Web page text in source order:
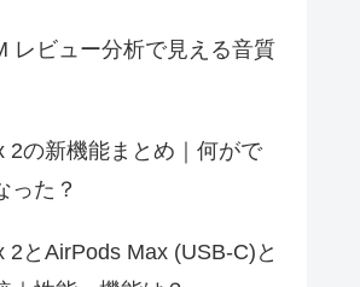
レビュー分析で見える音質
2の新機能まとめ｜何がで
った？
2とAirPods Max (USB-C)と